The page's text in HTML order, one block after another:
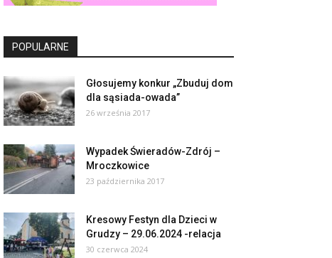
POPULARNE
Głosujemy konkur „Zbuduj dom
dla sąsiada-owada”
26 września 2017
Wypadek Świeradów-Zdrój –
Mroczkowice
23 października 2017
Kresowy Festyn dla Dzieci w
Grudzy – 29.06.2024 -relacja
30 czerwca 2024